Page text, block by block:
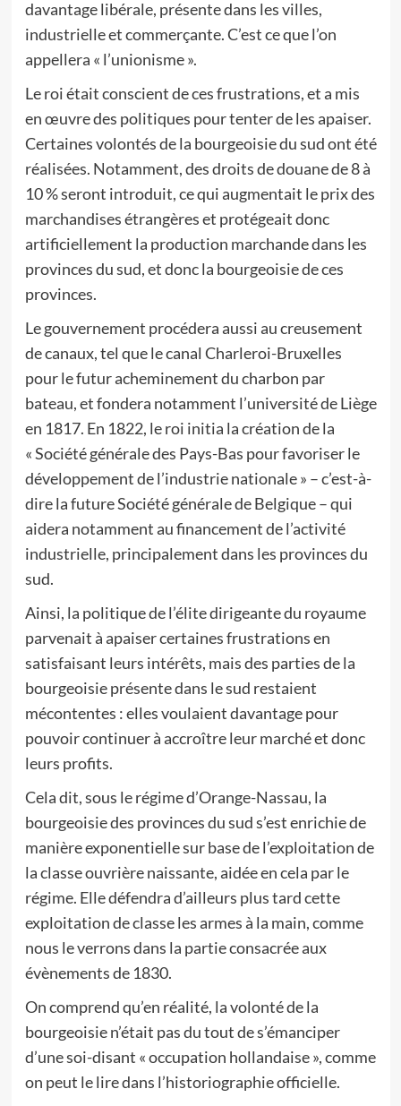
davantage libérale, présente dans les villes,
industrielle et commerçante. C’est ce que l’on
appellera « l’unionisme ».
Le roi était conscient de ces frustrations, et a mis
en œuvre des politiques pour tenter de les apaiser.
Certaines volontés de la bourgeoisie du sud ont été
réalisées. Notamment, des droits de douane de 8 à
10 % seront introduit, ce qui augmentait le prix des
marchandises étrangères et protégeait donc
artificiellement la production marchande dans les
provinces du sud, et donc la bourgeoisie de ces
provinces.
Le gouvernement procédera aussi au creusement
de canaux, tel que le canal Charleroi-Bruxelles
pour le futur acheminement du charbon par
bateau, et fondera notamment l’université de Liège
en 1817. En 1822, le roi initia la création de la
« Société générale des Pays-Bas pour favoriser le
développement de l’industrie nationale » – c’est-à-
dire la future Société générale de Belgique – qui
aidera notamment au financement de l’activité
industrielle, principalement dans les provinces du
sud.
Ainsi, la politique de l’élite dirigeante du royaume
parvenait à apaiser certaines frustrations en
satisfaisant leurs intérêts, mais des parties de la
bourgeoisie présente dans le sud restaient
mécontentes : elles voulaient davantage pour
pouvoir continuer à accroître leur marché et donc
leurs profits.
Cela dit, sous le régime d’Orange-Nassau, la
bourgeoisie des provinces du sud s’est enrichie de
manière exponentielle sur base de l’exploitation de
la classe ouvrière naissante, aidée en cela par le
régime. Elle défendra d’ailleurs plus tard cette
exploitation de classe les armes à la main, comme
nous le verrons dans la partie consacrée aux
évènements de 1830.
On comprend qu’en réalité, la volonté de la
bourgeoisie n’était pas du tout de s’émanciper
d’une soi-disant « occupation hollandaise », comme
on peut le lire dans l’historiographie officielle.